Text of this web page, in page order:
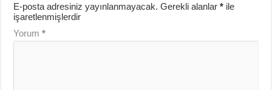
E-posta adresiniz yayınlanmayacak. Gerekli alanlar* ile
işaretlenmişlerdir
Yorum*